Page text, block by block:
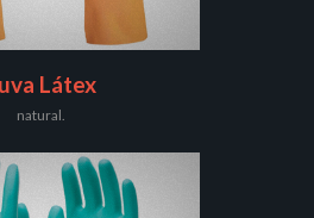
Látex
natural.